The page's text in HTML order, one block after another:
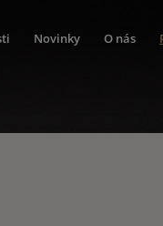
Novinky O nás